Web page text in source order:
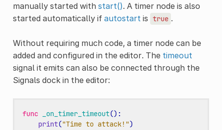
manually started with start(). A timer node is also
started automatically if autostart is true .
Without requiring much code, a timer node can be
added and configured in the editor. The timeout
signal it emits can also be connected through the
Signals dock in the editor:
func _on_timer_timeout():
print("Time to attack!")